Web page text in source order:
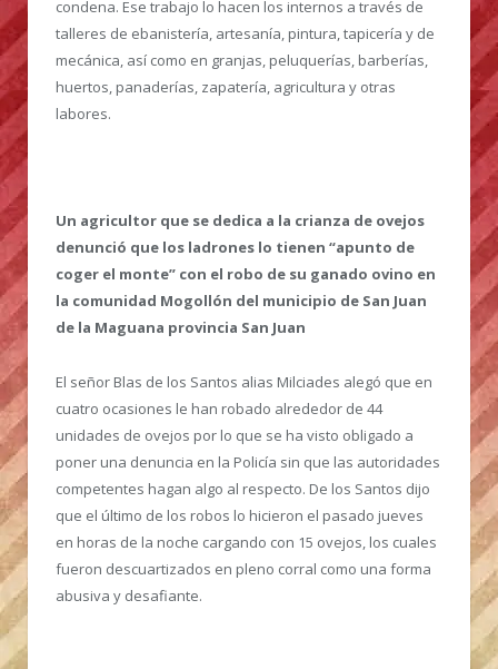
condena. Ese trabajo lo hacen los internos a través de
talleres de ebanistería, artesanía, pintura, tapicería y de
mecánica, así como en granjas, peluquerías, barberías,
huertos, panaderías, zapatería, agricultura y otras
labores.
Un agricultor que se dedica a la crianza de ovejos
denunció que los ladrones lo tienen “apunto de
coger el monte” con el robo de su ganado ovino en
la comunidad Mogollón del municipio de San Juan
de la Maguana provincia San Juan
El señor Blas de los Santos alias Milciades alegó que en
cuatro ocasiones le han robado alrededor de 44
unidades de ovejos por lo que se ha visto obligado a
poner una denuncia en la Policía sin que las autoridades
competentes hagan algo al respecto. De los Santos dijo
que el último de los robos lo hicieron el pasado jueves
en horas de la noche cargando con 15 ovejos, los cuales
fueron descuartizados en pleno corral como una forma
abusiva y desafiante.